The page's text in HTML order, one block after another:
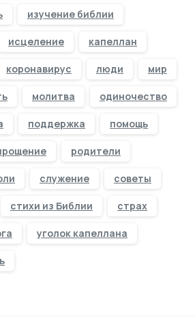
изучение библии
исцеление капеллан
коронавирус люди мир
молитва одиночество
поддержка помощь
родители
служение советы
стихи из Библии страх
уголок капеллана